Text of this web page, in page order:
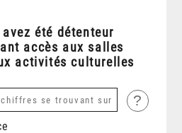
été détenteur
accès aux salles
activités culturelles
?